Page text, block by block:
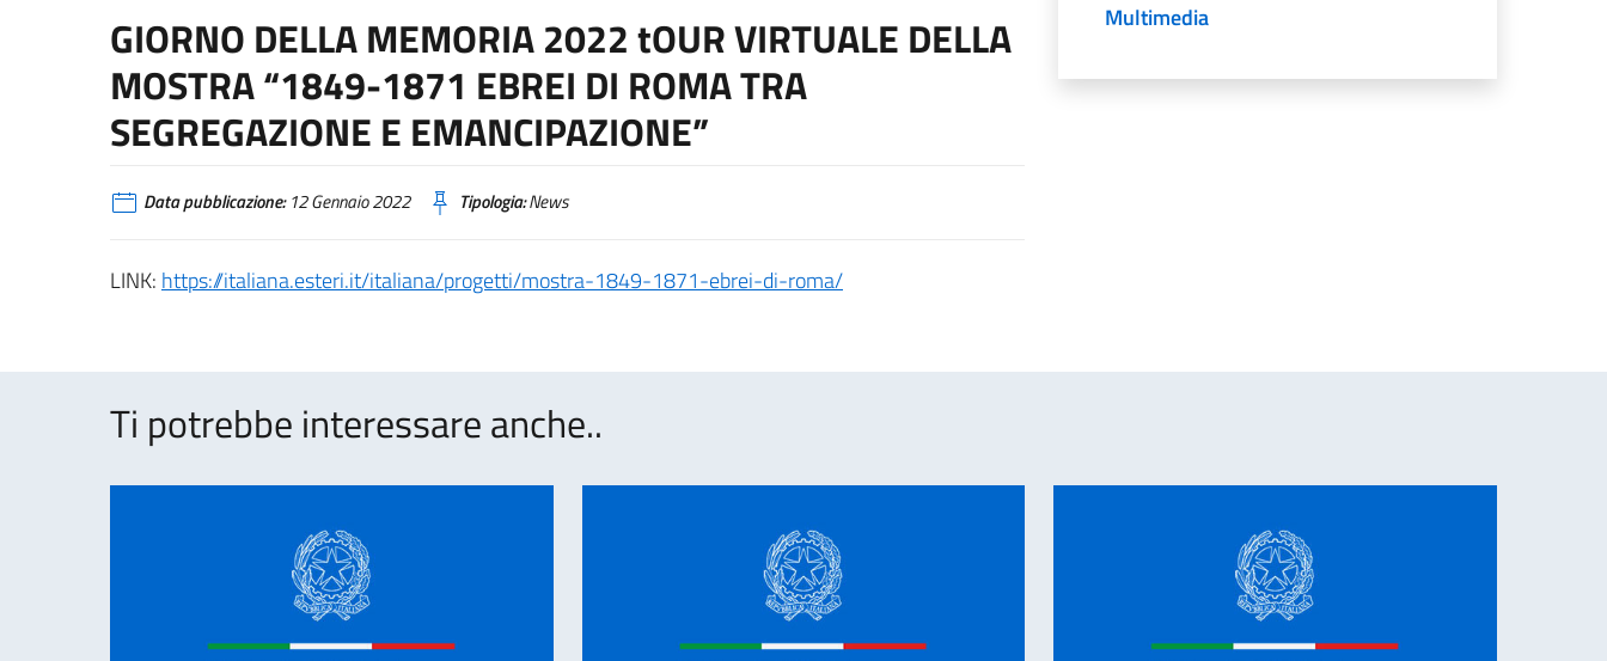
GIORNO DELLA MEMORIA 2022 tOUR VIRTUALE DELLA
MOSTRA “1849-1871 EBREI DI ROMA TRA
SEGREGAZIONE E EMANCIPAZIONE”
Data pubblicazione:12 Gennaio 2022 Tipologia:News
LINK: https://italiana.esteri.it/italiana/progetti/mostra-1849-1871-ebrei-di-roma/
Multimedia
Ti potrebbe interessare anche..